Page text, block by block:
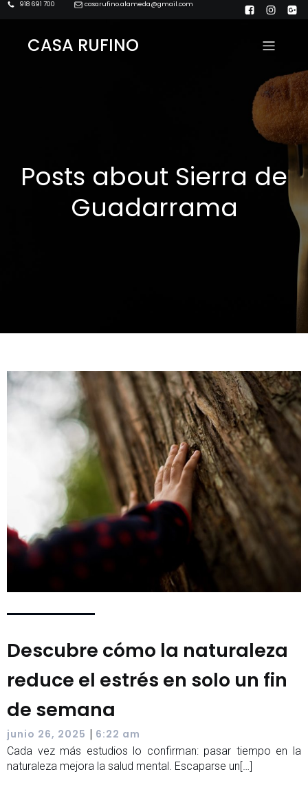
918 691 700 casarufino.alameda@gmail.com
CASA RUFINO
Posts about Sierra de
Guadarrama
Descubre cómo la naturaleza
reduce el estrés en solo un fin
de semana
junio 26, 2025 | 6:22 am
Cada vez más estudios lo confirman: pasar tiempo en la
naturaleza mejora la salud mental. Escaparse un[…]